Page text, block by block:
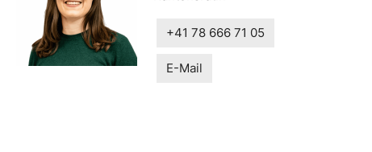
+41 78 666 71 05
E-Mail